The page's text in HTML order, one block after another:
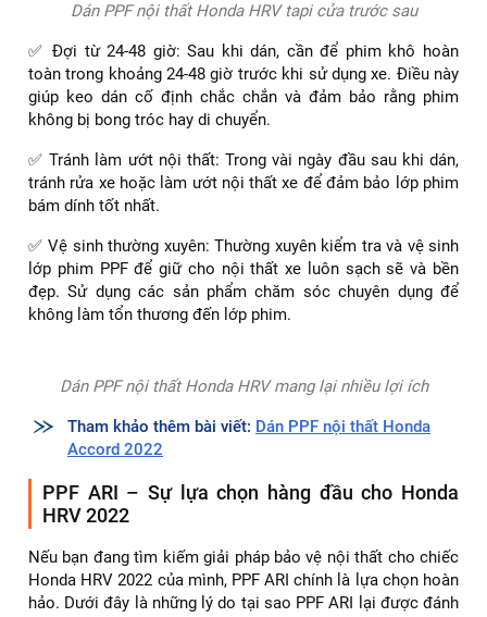
✅ Chuẩn bị bề mặt kỹ lưỡng: Trước khi dán PPF, hãy làm
sạch kỹ lưỡng bề mặt nội thất để loại bỏ bụi bẩn và dầu
mỡ. Điều này giúp lớp phim bám dính tốt hơn và không bị
bong tróc.
✅ Đảm bảo hoàn hảo: Sau khi dán phim, hãy kiểm tra kỹ
lưỡng để đảm bảo lớp phim đã được dán hoàn hảo, không
có lỗi. Nếu phát hiện bất kỳ vấn đề gì, hãy yêu cầu đơn vị
thi công khắc phục ngay.
Dán PPF nội thất Honda HRV tapi cửa trước sau
✅ Đợi từ 24-48 giờ: Sau khi dán, cần để phim khô hoàn
không bị bong tróc hay di chuyển.
✅ Tránh làm ướt nội thất: Trong vài ngày đầu sau khi dán,
tránh rửa xe hoặc làm ướt nội thất xe để đảm bảo lớp phim
✅ Vệ sinh thường xuyên: Thường xuyên kiểm tra và vệ sinh
lớp phim PPF để giữ cho nội thất xe luôn sạch sẽ và bền
đẹp. Sử dụng các sản phẩm chăm sóc chuyên dụng để
không làm tổn thương đến lớp phim.